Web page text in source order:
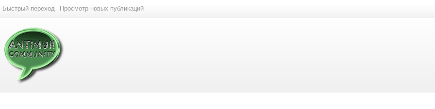
Быстрый переход Просмотр новых публикаций